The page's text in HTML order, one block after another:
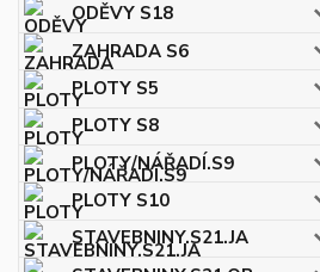
ODĚVY S18
ZAHRADA S6
PLOTY S5
PLOTY S8
PLOTY/NÁŘADÍ.S9
PLOTY S10
STAVEBNINY.S21.JA